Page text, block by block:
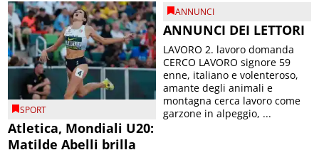
SPORT
Atletica, Mondiali U20:
Matilde Abelli brilla
ANNUNCI
ANNUNCI DEI LETTORI
LAVORO 2. lavoro domanda
CERCO LAVORO signore 59
enne, italiano e volenteroso,
amante degli animali e
montagna cerca lavoro come
garzone in alpeggio, ...